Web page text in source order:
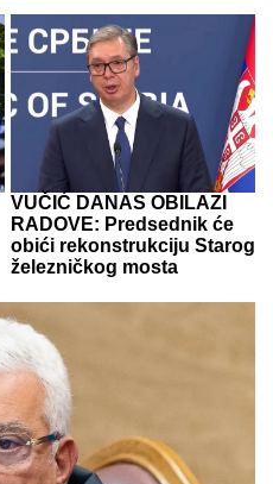
VUČIĆ DANAS OBILAZI
RADOVE: Predsednik će
obići rekonstrukciju Starog
železničkog mosta